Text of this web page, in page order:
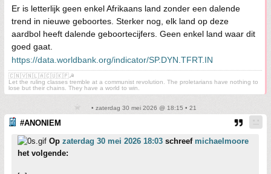
Er is letterlijk geen enkel Afrikaans land zonder een dalende
trend in nieuwe geboortes. Sterker nog, elk land op deze
aardbol heeft dalende geboortecijfers. Geen enkel land waar dit
goed gaat.
https://data.worldbank.org/indicator/SP.DYN.TFRT.IN
🇨🇳🇻🇳🇱🇦🇨🇺🇰🇵☭
Let the ruling classes tremble at a communist revolution. The proletarians have nothing to
lose but their chains. They have a world to win.
• zaterdag 30 mei 2026 @ 18:15 • 21
#ANONIEM
Op zaterdag 30 mei 2026 18:03 schreef michaelmoore
het volgende: